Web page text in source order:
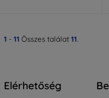
1 - 11 Összes találat 11.
Elérhetőség